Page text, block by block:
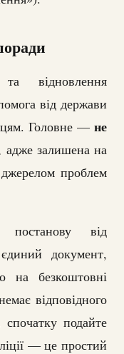
відновлення
від держави
Головне — не
залишена на
проблем
від
документ,
на безкоштовні
відповідного
подайте
— це простий